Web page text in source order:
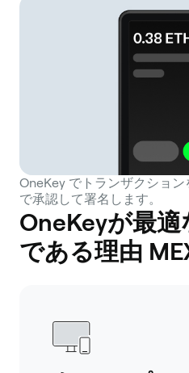
OneKey でトランザクショ
で承認して署名します。
OneKeyが最
である理由